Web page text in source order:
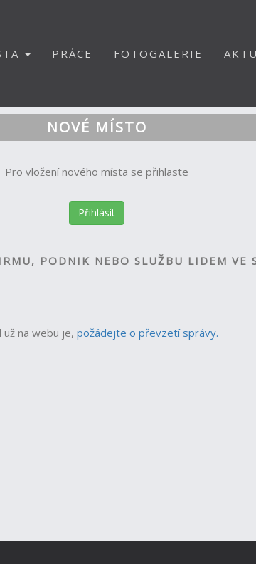
PRÁCE FOTOGALERIE
NOVÉ MÍSTO
Pro vložení nového místa se přihlaste
Přihlásit
PODNIK NEBO SLUŽBU LIDEM VE
už na webu je, požádejte o převzetí správy.